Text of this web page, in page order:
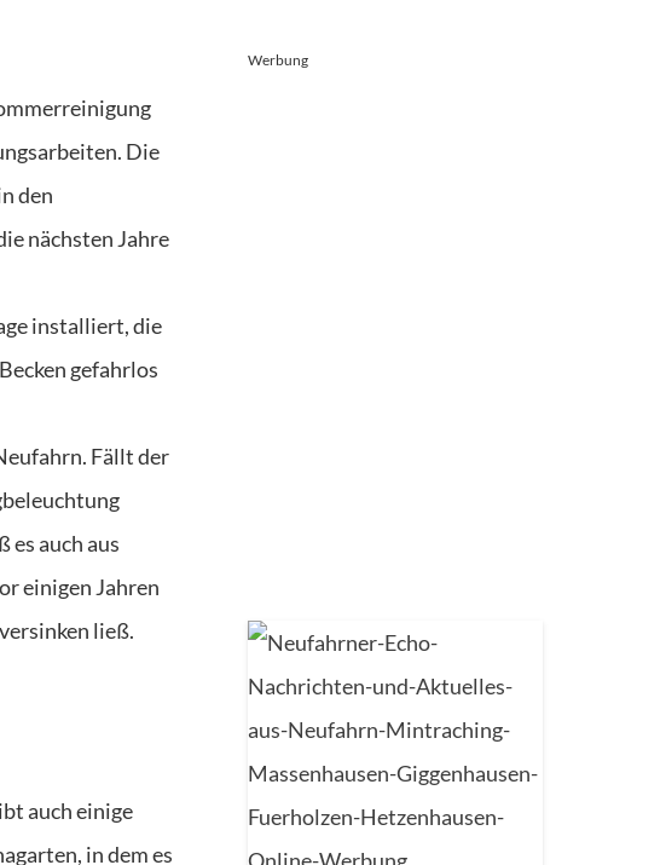
Die
den
nächsten Jahre
installiert, die
gefahrlos
Fällt der
es auch aus
einigen Jahren
ließ.
auch einige
in dem es
Werbung